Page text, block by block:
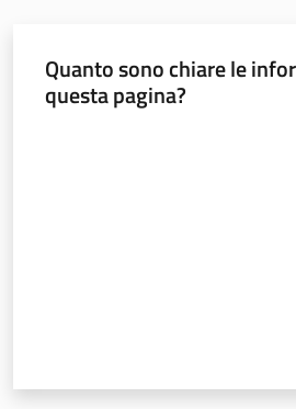
Quanto sono chiare le
questa pagina?